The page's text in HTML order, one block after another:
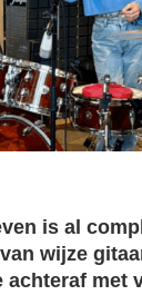
is al
wijze
met